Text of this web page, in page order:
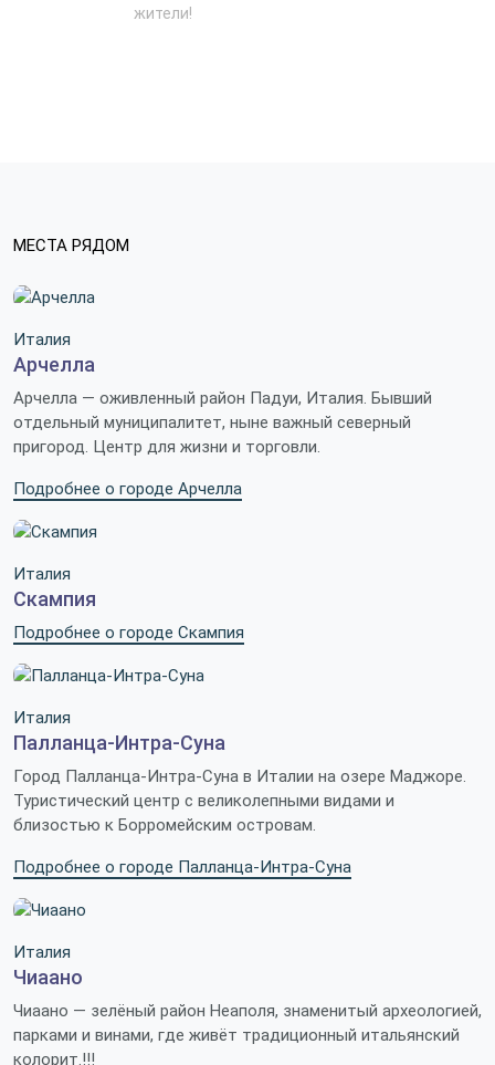
жители!
МЕСТА РЯДОМ
Италия
Арчелла
Арчелла — оживленный район Падуи, Италия. Бывший
отдельный муниципалитет, ныне важный северный
пригород. Центр для жизни и торговли.
Подробнее о городе Арчелла
Италия
Скампия
Подробнее о городе Скампия
Италия
Палланца-Интра-Суна
Город Палланца-Интра-Суна в Италии на озере Маджоре.
Туристический центр с великолепными видами и
близостью к Борромейским островам.
Подробнее о городе Палланца-Интра-Суна
Италия
Чиаано
Чиаано — зелёный район Неаполя, знаменитый археологией,
парками и винами, где живёт традиционный итальянский
колорит.!!!